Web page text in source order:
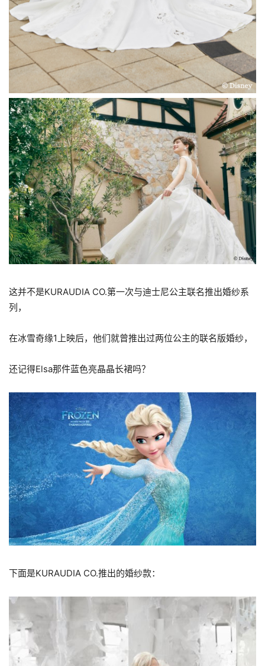
这并不是KURAUDIA CO.第一次与迪士尼公主联名推出婚纱系
列，
在冰雪奇缘1上映后，他们就曾推出过两位公主的联名版婚纱，
还记得Elsa那件蓝色亮晶晶长裙吗？
下面是KURAUDIA CO.推出的婚纱款：